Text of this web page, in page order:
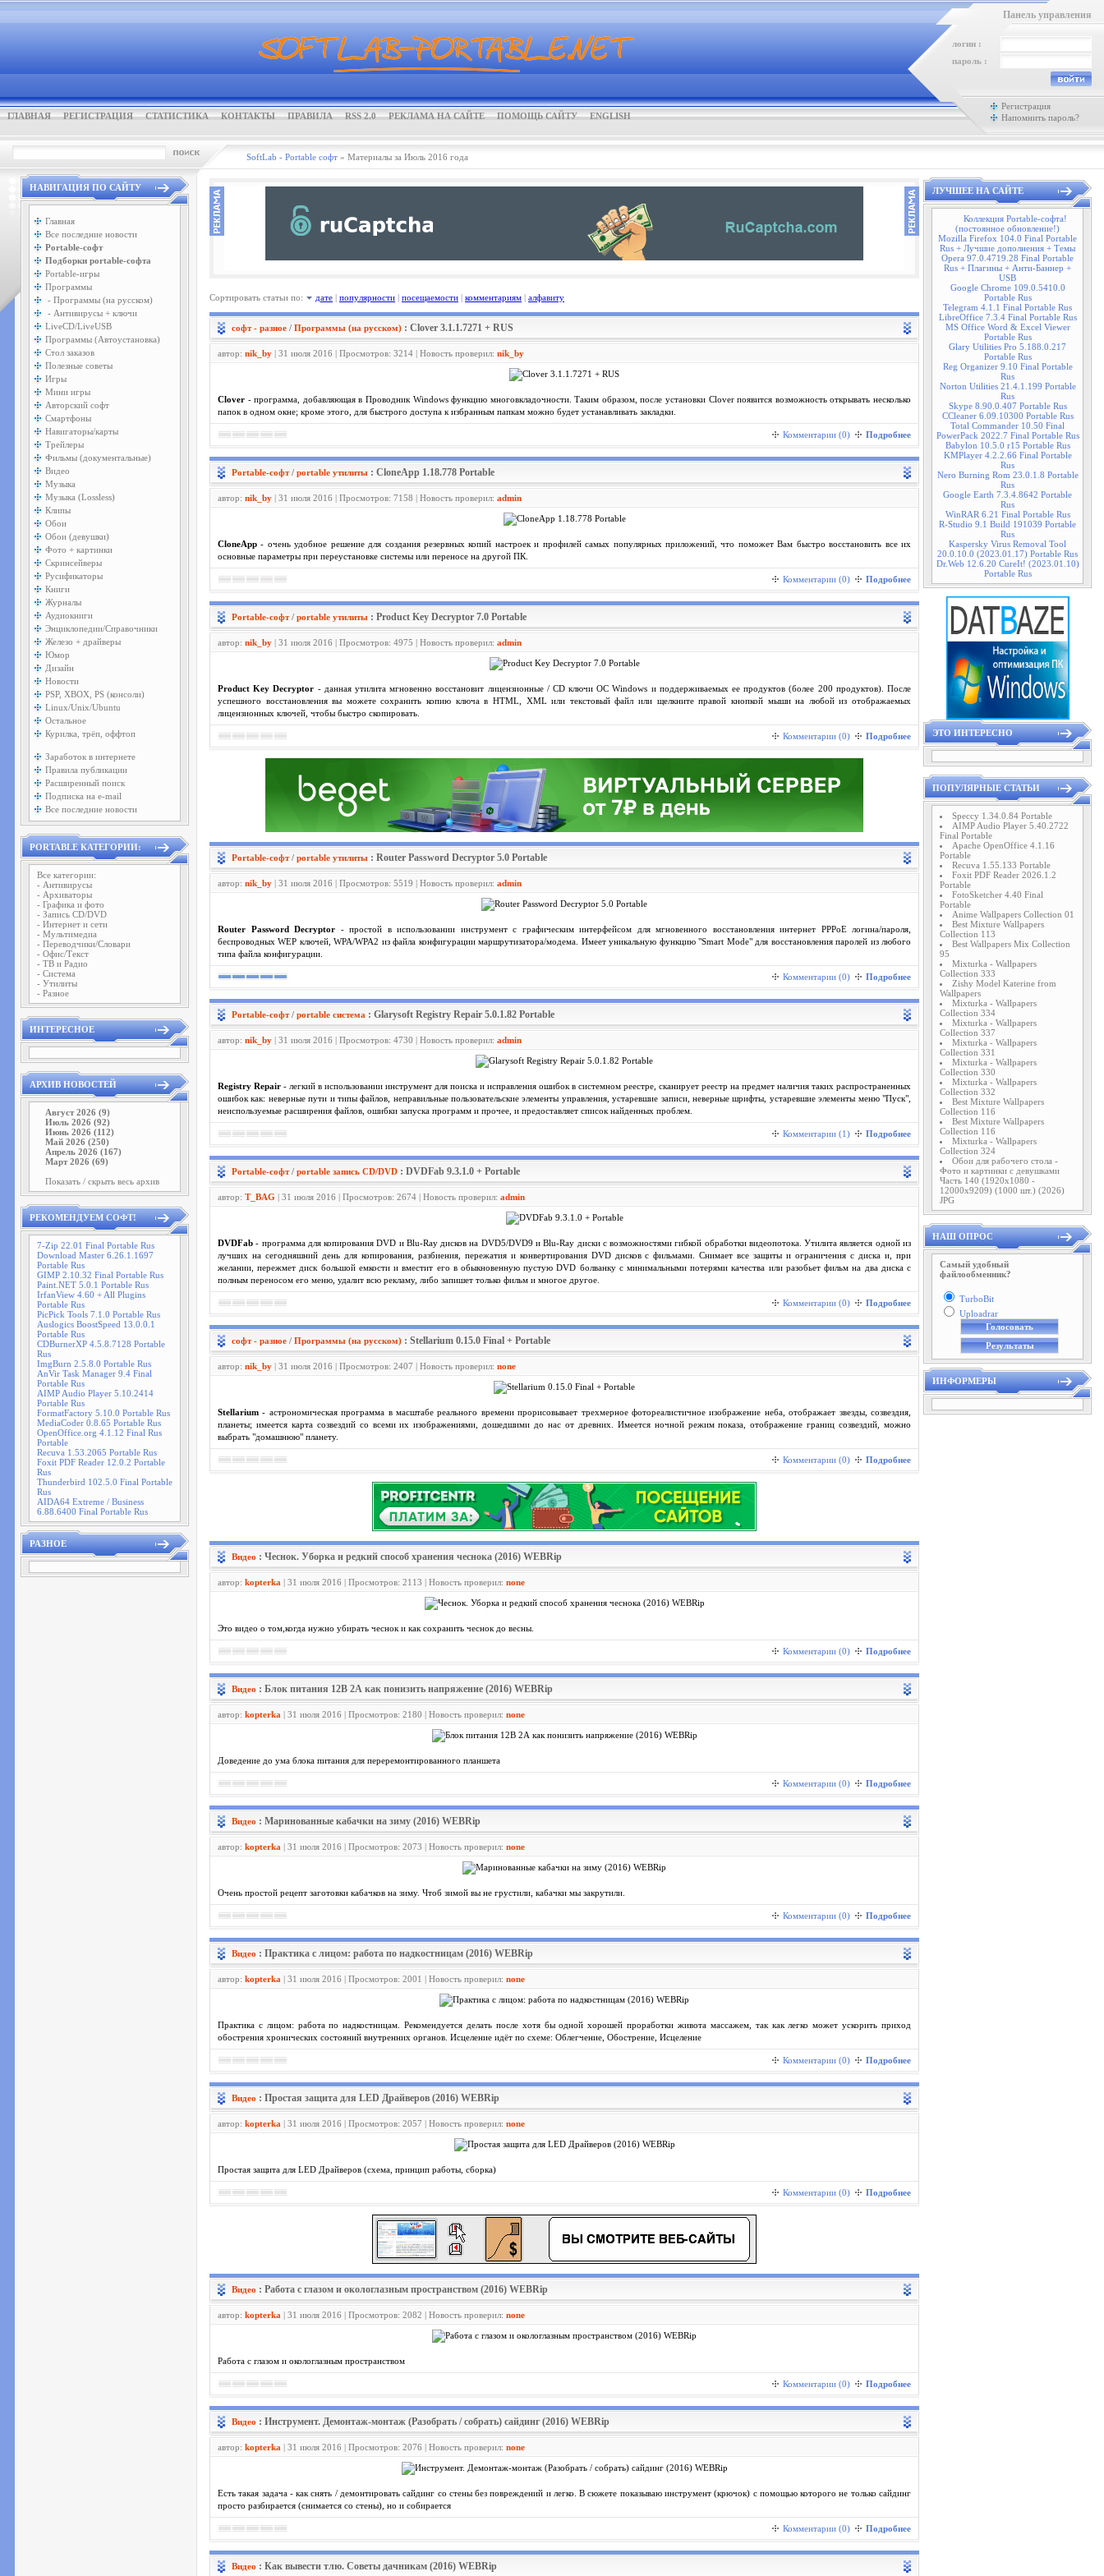
ГЛАВНАЯ РЕГИСТРАЦИЯ СТАТИСТИКА КОНТАКТЫ ПРАВИЛА RSS 2.0 РЕКЛАМА НА САЙТЕ ПОМОЩЬ САЙТУ ENGLISH
Панель управления
логин :
пароль :
Регистрация
Напомнить пароль?
SoftLab - Portable софт » Материалы за Июль 2016 года
НАВИГАЦИЯ ПО САЙТУ
Главная
Все последние новости
Portable-софт
Подборки portable-софта
Portable-игры
Программы
- Программы (на русском)
- Антивирусы + ключи
LiveCD/LiveUSB
Программы (Автоустановка)
Стол заказов
Полезные советы
Игры
Мини игры
Авторский софт
Смартфоны
Навигаторы/карты
Трейлеры
Фильмы (документальные)
Видео
Музыка
Музыка (Lossless)
Клипы
Обои
Обои (девушки)
Фото + картинки
Скринсейверы
Русификаторы
Книги
Журналы
Аудиокниги
Энциклопедии/Справочники
Железо + драйверы
Юмор
Дизайн
Новости
PSP, XBOX, PS (консоли)
Linux/Unix/Ubuntu
Остальное
Курилка, трёп, оффтоп
Заработок в интернете
Правила публикации
Расширенный поиск
Подписка на e-mail
Все последние новости
PORTABLE КАТЕГОРИИ:
Все категории:
- Антивирусы
- Архиваторы
- Графика и фото
- Запись CD/DVD
- Интернет и сети
- Мультимедиа
- Переводчики/Словари
- Офис/Текст
- ТВ и Радио
- Система
- Утилиты
- Разное
ИНТЕРЕСНОЕ
АРХИВ НОВОСТЕЙ
Август 2026 (9)
Июль 2026 (92)
Июнь 2026 (112)
Май 2026 (250)
Апрель 2026 (167)
Март 2026 (69)
Показать / скрыть весь архив
РЕКОМЕНДУЕМ СОФТ!
7-Zip 22.01 Final Portable Rus
Download Master 6.26.1.1697
Portable Rus
GIMP 2.10.32 Final Portable Rus
Paint.NET 5.0.1 Portable Rus
IrfanView 4.60 + All Plugins
Portable Rus
PicPick Tools 7.1.0 Portable Rus
Auslogics BoostSpeed 13.0.0.1
Portable Rus
CDBurnerXP 4.5.8.7128 Portable
Rus
ImgBurn 2.5.8.0 Portable Rus
AnVir Task Manager 9.4 Final
Portable Rus
AIMP Audio Player 5.10.2414
Portable Rus
FormatFactory 5.10.0 Portable Rus
MediaCoder 0.8.65 Portable Rus
OpenOffice.org 4.1.12 Final Rus
Portable
Recuva 1.53.2065 Portable Rus
Foxit PDF Reader 12.0.2 Portable
Rus
Thunderbird 102.5.0 Final Portable
Rus
AIDA64 Extreme / Business
6.88.6400 Final Portable Rus
РАЗНОЕ
Сортировать статьи по: дате | популярности | посещаемости | комментариям | алфавиту
софт - разное / Программы (на русском) : Clover 3.1.1.7271 + RUS
автор: nik_by | 31 июля 2016 | Просмотров: 3214 | Новость проверил: nik_by
Clover - программа, добавляющая в Проводник Windows функцию многовкладочности. Таким образом, после установки Clover появится возможность открывать несколько
папок в одном окне; кроме этого, для быстрого доступа к избранным папкам можно будет устанавливать закладки.
Комментарии (0) Подробнее
Portable-софт/ portable утилиты : CloneApp 1.18.778 Portable
автор: nik_by | 31 июля 2016 | Просмотров: 7158 | Новость проверил: admin
CloneApp - очень удобное решение для создания резервных копий настроек и профилей самых популярных приложений, что поможет Вам быстро восстановить все их
основные параметры при переустановке системы или переносе на другой ПК.
Комментарии (0) Подробнее
Portable-софт/ portable утилиты : Product Key Decryptor 7.0 Portable
автор: nik_by | 31 июля 2016 | Просмотров: 4975 | Новость проверил: admin
Product Key Decryptor - данная утилита мгновенно восстановит лицензионные / CD ключи ОС Windows и поддерживаемых ее продуктов (более 200 продуктов). После
успешного восстановления вы можете сохранить копию ключа в HTML, XML или текстовый файл или щелкните правой кнопкой мыши на любой из отображаемых
лицензионных ключей, чтобы быстро скопировать.
Комментарии (0) Подробнее
Portable-софт/ portable утилиты : Router Password Decryptor 5.0 Portable
автор: nik_by | 31 июля 2016 | Просмотров: 5519 | Новость проверил: admin
Router Password Decryptor - простой в использовании инструмент с графическим интерфейсом для мгновенного восстановления интернет PPPoE логина/пароля,
беспроводных WEP ключей, WPA/WPA2 из файла конфигурации маршрутизатора/модема. Имеет уникальную функцию "Smart Mode" для восстановления паролей из любого
типа файла конфигурации.
Комментарии (0) Подробнее
Portable-софт/ portable система : Glarysoft Registry Repair 5.0.1.82 Portable
автор: nik_by | 31 июля 2016 | Просмотров: 4730 | Новость проверил: admin
Registry Repair - легкий в использовании инструмент для поиска и исправления ошибок в системном реестре, сканирует реестр на предмет наличия таких распространенных
ошибок как: неверные пути и типы файлов, неправильные пользовательские элементы управления, устаревшие записи, неверные шрифты, устаревшие элементы меню "Пуск",
неиспользуемые расширения файлов, ошибки запуска программ и прочее, и предоставляет список найденных проблем.
Комментарии (1) Подробнее
Portable-софт/ portable запись CD/DVD : DVDFab 9.3.1.0 + Portable
автор: T_BAG | 31 июля 2016 | Просмотров: 2674 | Новость проверил: admin
DVDFab - программа для копирования DVD и Blu-Ray дисков на DVD5/DVD9 и Blu-Ray диски с возможностями гибкой обработки видеопотока. Утилита является одной из
лучших на сегодняшний день для копирования, разбиения, пережатия и конвертирования DVD дисков с фильмами. Снимает все защиты и ограничения с диска и, при
желании, пережмет диск большой емкости и вместит его в обыкновенную пустую DVD болванку с минимальными потерями качества или разобьет фильм на два диска с
полным переносом его меню, удалит всю рекламу, либо запишет только фильм и многое другое.
Комментарии (0) Подробнее
софт - разное / Программы (на русском) : Stellarium 0.15.0 Final + Portable
автор: nik_by | 31 июля 2016 | Просмотров: 2407 | Новость проверил: none
Stellarium - астрономическая программа в масштабе реального времени прорисовывает трехмерное фотореалистичное изображение неба, отображает звезды, созвездия,
планеты; имеется карта созвездий со всеми их изображениями, дошедшими до нас от древних. Имеется ночной режим показа, отображение границ созвездий, можно
выбрать "домашнюю" планету.
Комментарии (0) Подробнее
Видео : Чеснок. Уборка и редкий способ хранения чеснока (2016) WEBRip
автор: kopterka | 31 июля 2016 | Просмотров: 2113 | Новость проверил: none
Это видео о том,когда нужно убирать чеснок и как сохранить чеснок до весны.
Комментарии (0) Подробнее
Видео : Блок питания 12В 2А как понизить напряжение (2016) WEBRip
автор: kopterka | 31 июля 2016 | Просмотров: 2180 | Новость проверил: none
Доведение до ума блока питания для переремонтированного планшета
Комментарии (0) Подробнее
Видео : Маринованные кабачки на зиму (2016) WEBRip
автор: kopterka | 31 июля 2016 | Просмотров: 2073 | Новость проверил: none
Очень простой рецепт заготовки кабачков на зиму. Чтоб зимой вы не грустили, кабачки мы закрутили.
Комментарии (0) Подробнее
Видео : Практика с лицом: работа по надкостницам (2016) WEBRip
автор: kopterka | 31 июля 2016 | Просмотров: 2001 | Новость проверил: none
Практика с лицом: работа по надкостницам. Рекомендуется делать после хотя бы одной хорошей проработки живота массажем, так как легко может ускорить приход
обострения хронических состояний внутренних органов. Исцеление идёт по схеме: Облегчение, Обострение, Исцеление
Комментарии (0) Подробнее
Видео : Простая защита для LED Драйверов (2016) WEBRip
автор: kopterka | 31 июля 2016 | Просмотров: 2057 | Новость проверил: none
Простая защита для LED Драйверов (схема, принцип работы, сборка)
Комментарии (0) Подробнее
Видео : Работа с глазом и окологлазным пространством (2016) WEBRip
автор: kopterka | 31 июля 2016 | Просмотров: 2082 | Новость проверил: none
Работа с глазом и окологлазным пространством
Комментарии (0) Подробнее
Видео : Инструмент. Демонтаж-монтаж (Разобрать / собрать) сайдинг (2016) WEBRip
автор: kopterka | 31 июля 2016 | Просмотров: 2076 | Новость проверил: none
Есть такая задача - как снять / демонтировать сайдинг со стены без повреждений и легко. В сюжете показываю инструмент (крючок) с помощью которого не только сайдинг
просто разбирается (снимается со стены), но и собирается
Комментарии (0) Подробнее
Видео : Как вывести тлю. Советы дачникам (2016) WEBRip
ЛУЧШЕЕ НА САЙТЕ
Коллекция Portable-софта!
(постоянное обновление!)
Mozilla Firefox 104.0 Final Portable
Rus + Лучшие дополнения + Темы
Opera 97.0.4719.28 Final Portable
Rus + Плагины + Анти-Баннер +
USB
Google Chrome 109.0.5410.0
Portable Rus
Telegram 4.1.1 Final Portable Rus
LibreOffice 7.3.4 Final Portable Rus
MS Office Word & Excel Viewer
Portable Rus
Glary Utilities Pro 5.188.0.217
Portable Rus
Reg Organizer 9.10 Final Portable
Rus
Norton Utilities 21.4.1.199 Portable
Rus
Skype 8.90.0.407 Portable Rus
CCleaner 6.09.10300 Portable Rus
Total Commander 10.50 Final
PowerPack 2022.7 Final Portable Rus
Babylon 10.5.0 r15 Portable Rus
KMPlayer 4.2.2.66 Final Portable
Rus
Nero Burning Rom 23.0.1.8 Portable
Rus
Google Earth 7.3.4.8642 Portable
Rus
WinRAR 6.21 Final Portable Rus
R-Studio 9.1 Build 191039 Portable
Rus
Kaspersky Virus Removal Tool
20.0.10.0 (2023.01.17) Portable Rus
Dr.Web 12.6.20 CureIt! (2023.01.10)
Portable Rus
ЭТО ИНТЕРЕСНО
ПОПУЛЯРНЫЕ СТАТЬИ
Speccy 1.34.0.84 Portable
AIMP Audio Player 5.40.2722
Final Portable
Apache OpenOffice 4.1.16
Portable
Recuva 1.55.133 Portable
Foxit PDF Reader 2026.1.2
Portable
FotoSketcher 4.40 Final
Portable
Anime Wallpapers Collection 01
Best Mixture Wallpapers
Collection 113
Best Wallpapers Mix Collection
95
Mixturka - Wallpapers
Collection 333
Zishy Model Katerine from
Wallpapers
Mixturka - Wallpapers
Collection 334
Mixturka - Wallpapers
Collection 337
Mixturka - Wallpapers
Collection 331
Mixturka - Wallpapers
Collection 330
Mixturka - Wallpapers
Collection 332
Best Mixture Wallpapers
Collection 116
Best Mixture Wallpapers
Collection 116
Mixturka - Wallpapers
Collection 324
Обои для рабочего стола -
Фото и картинки с девушками
Часть 140 (1920x1080 -
12000x9209) (1000 шт.) (2026)
JPG
НАШ ОПРОС
Самый удобный
файлообменник?
TurboBit
Uploadrar
ИНФОРМЕРЫ